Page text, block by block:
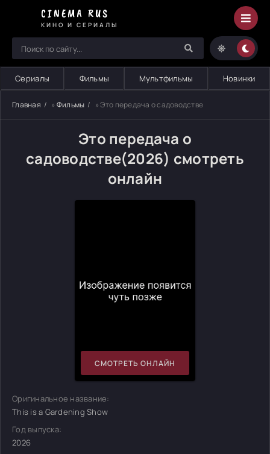
CINEMA RUS
КИНО И СЕРИАЛЫ
Сериалы Фильмы Мультфильмы Новинки
Главная » Фильмы » Это передача о садоводстве
Это передача о
садоводстве(2026) смотреть
онлайн
СМОТРЕТЬ ОНЛАЙН
Оригинальное название:
This is a Gardening Show
Год выпуска:
2026